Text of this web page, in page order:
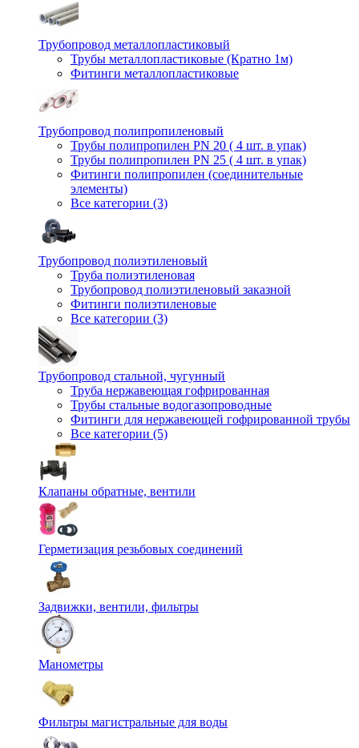
Трубопровод металлопластиковый
Трубы металлопластиковые (Кратно 1м)
Фитинги металлопластиковые
Трубопровод полипропиленовый
Трубы полипропилен PN 20 ( 4 шт. в упак)
Трубы полипропилен PN 25 ( 4 шт. в упак)
Фитинги полипропилен (cоединительные
элементы)
Все категории (3)
Трубопровод полиэтиленовый
Труба полиэтиленовая
Трубопровод полиэтиленовый заказной
Фитинги полиэтиленовые
Все категории (3)
Трубопровод стальной, чугунный
Труба нержавеющая гофрированная
Трубы стальные водогазопроводные
Фитинги для нержавеющей гофрированной трубы
Все категории (5)
Клапаны обратные, вентили
Герметизация резьбовых соединений
Задвижки, вентили, фильтры
Манометры
Фильтры магистральные для воды